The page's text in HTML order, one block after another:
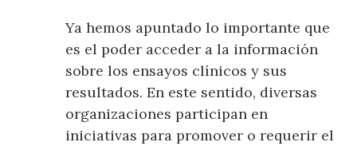
Ya hemos apuntado lo importante que
es el poder acceder a la información
sobre los ensayos clínicos y sus
resultados. En este sentido, diversas
organizaciones participan en
iniciativas para promover o requerir el